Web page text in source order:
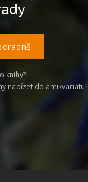
knihy?
nabízet do antikvariátu?